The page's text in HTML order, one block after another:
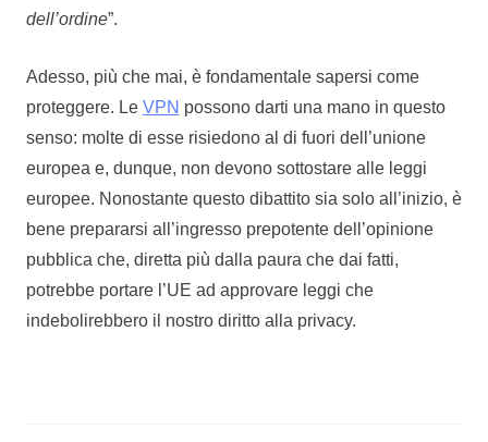
dell’ordine”.
Adesso, più che mai, è fondamentale sapersi come
proteggere. Le VPN possono darti una mano in questo
senso: molte di esse risiedono al di fuori dell’unione
europea e, dunque, non devono sottostare alle leggi
europee. Nonostante questo dibattito sia solo all’inizio, è
bene prepararsi all’ingresso prepotente dell’opinione
pubblica che, diretta più dalla paura che dai fatti,
potrebbe portare l’UE ad approvare leggi che
indebolirebbero il nostro diritto alla privacy.